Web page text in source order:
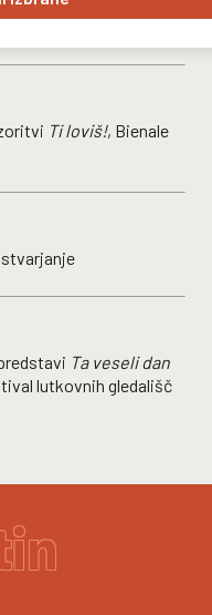
Ti loviš!, Bienale
Ta veseli dan
lutkovnih gledališč